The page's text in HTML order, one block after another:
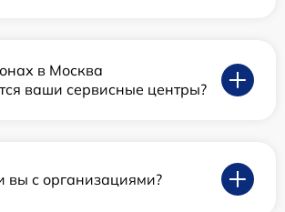
в Москва
ваши сервисные центры?
вы с организациями?